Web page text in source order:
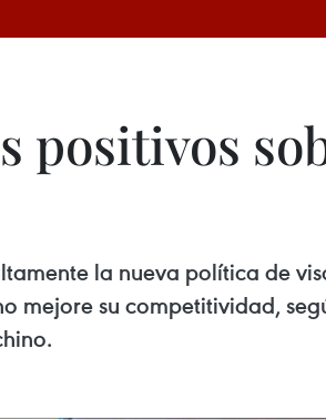
positivos
la nueva política de
mejore su competitividad,